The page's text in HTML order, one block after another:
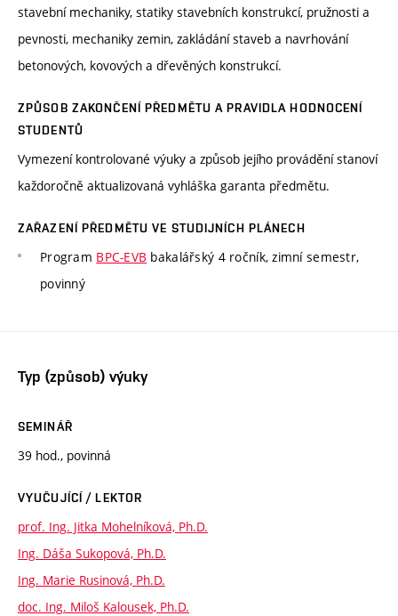
stavební mechaniky, statiky stavebních konstrukcí, pružnosti a
pevnosti, mechaniky zemin, zakládání staveb a navrhování
betonových, kovových a dřevěných konstrukcí.
ZPŮSOB ZAKONČENÍ PŘEDMĚTU A PRAVIDLA HODNOCENÍ
STUDENTŮ
Vymezení kontrolované výuky a způsob jejího provádění stanoví
každoročně aktualizovaná vyhláška garanta předmětu.
ZAŘAZENÍ PŘEDMĚTU VE STUDIJNÍCH PLÁNECH
Program BPC-EVB bakalářský 4 ročník, zimní semestr,
povinný
Typ (způsob) výuky
SEMINÁŘ
39 hod., povinná
VYUČUJÍCÍ / LEKTOR
prof. Ing. Jitka Mohelníková, Ph.D.
Ing. Dáša Sukopová, Ph.D.
Ing. Marie Rusinová, Ph.D.
doc. Ing. Miloš Kalousek, Ph.D.